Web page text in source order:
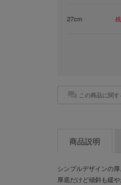
27cm
この商品に関
商品説明
シンプルデザインの厚
厚底だけど傾斜も緩